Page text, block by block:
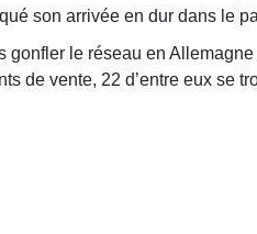
son arrivée en dur dans le
gonfler le réseau en
de vente, 22 d’entre eux se